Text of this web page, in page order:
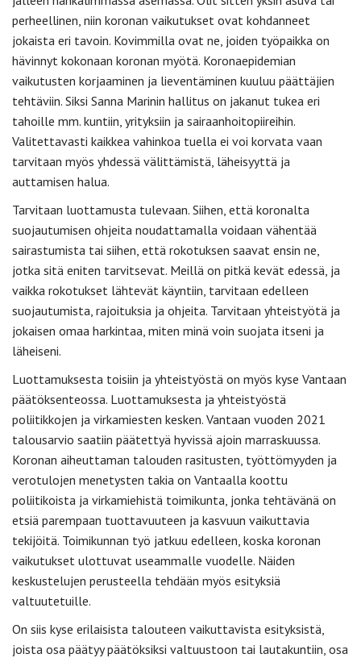
perheellinen, niin koronan vaikutukset ovat kohdanneet
jokaista eri tavoin. Kovimmilla ovat ne, joiden työpaikka on
hävinnyt kokonaan koronan myötä. Koronaepidemian
vaikutusten korjaaminen ja lieventäminen kuuluu päättäjien
tehtäviin. Siksi Sanna Marinin hallitus on jakanut tukea eri
tahoille mm. kuntiin, yrityksiin ja sairaanhoitopiireihin.
Valitettavasti kaikkea vahinkoa tuella ei voi korvata vaan
tarvitaan myös yhdessä välittämistä, läheisyyttä ja
auttamisen halua.
Tarvitaan luottamusta tulevaan. Siihen, että koronalta
suojautumisen ohjeita noudattamalla voidaan vähentää
sairastumista tai siihen, että rokotuksen saavat ensin ne,
jotka sitä eniten tarvitsevat. Meillä on pitkä kevät edessä, ja
vaikka rokotukset lähtevät käyntiin, tarvitaan edelleen
suojautumista, rajoituksia ja ohjeita. Tarvitaan yhteistyötä ja
jokaisen omaa harkintaa, miten minä voin suojata itseni ja
läheiseni.
Luottamuksesta toisiin ja yhteistyöstä on myös kyse Vantaan
päätöksenteossa. Luottamuksesta ja yhteistyöstä
poliitikkojen ja virkamiesten kesken. Vantaan vuoden 2021
talousarvio saatiin päätettyä hyvissä ajoin marraskuussa.
Koronan aiheuttaman talouden rasitusten, työttömyyden ja
verotulojen menetysten takia on Vantaalla koottu
poliitikoista ja virkamiehistä toimikunta, jonka tehtävänä on
etsiä parempaan tuottavuuteen ja kasvuun vaikuttavia
tekijöitä. Toimikunnan työ jatkuu edelleen, koska koronan
vaikutukset ulottuvat useammalle vuodelle. Näiden
keskustelujen perusteella tehdään myös esityksiä
valtuutetuille.
On siis kyse erilaisista talouteen vaikuttavista esityksistä,
joista osa päätyy päätöksiksi valtuustoon tai lautakuntiin, osa